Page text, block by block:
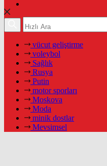
vücut geliştirme
voleybol
Sağlık
Rusya
Putin
motor sporları
Moskova
Moda
minik dostlar
Mevsimsel